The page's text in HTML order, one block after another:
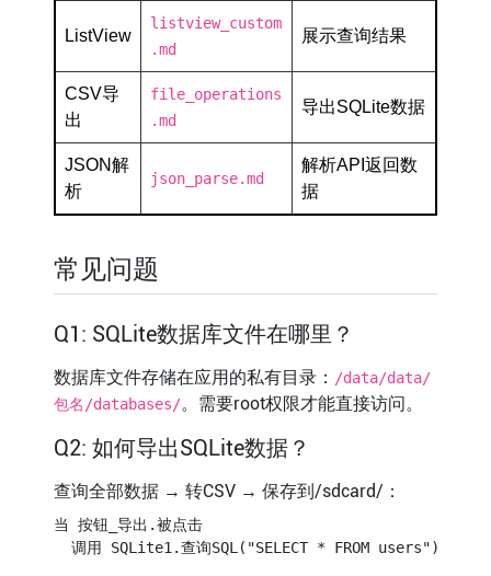
ListView
listview_custom
.md
展示查询结果
CSV导
出
file_operations
.md
导出SQLite数据
JSON解
析
json_parse.md
解析API返回数
据
常见问题
Q1: SQLite数据库文件在哪里？
数据库文件存储在应用的私有目录： /data/data/
包名/databases/。需要root权限才能直接访问。
Q2: 如何导出SQLite数据？
查询全部数据 → 转CSV → 保存到/sdcard/：
当 按钮_导出.被点击
  调用 SQLite1.查询SQL("SELECT * FROM users")